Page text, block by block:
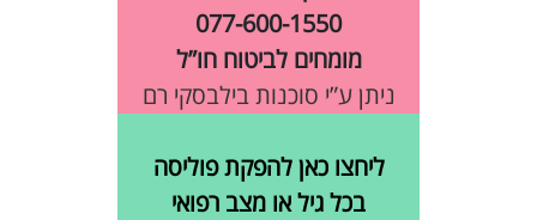
077-600-1550
מומחים לביטוח חו”ל
ניתן ע”י סוכנות בילבסקי רם
ליחצו כאן להפקת פוליסה
בכל גיל או מצב רפואי